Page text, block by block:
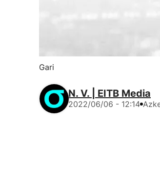
Gari
N. V. | EITB Media
2022/06/06 - 12:14